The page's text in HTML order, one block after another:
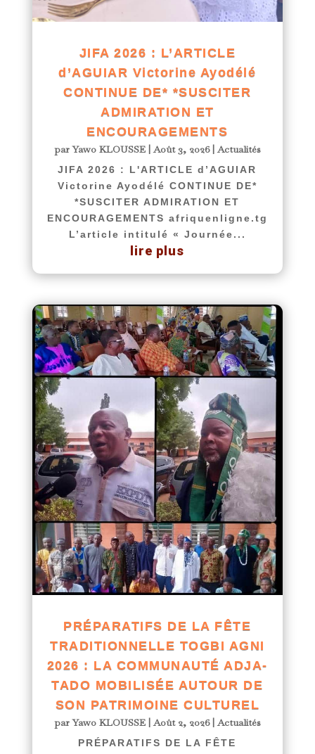
JIFA 2026 : L’ARTICLE
d’AGUIAR Victorine Ayodélé
CONTINUE DE* *SUSCITER
ADMIRATION ET
ENCOURAGEMENTS
parYawo KLOUSSE|Août 3, 2026|Actualités
JIFA 2026 : L'ARTICLE d’AGUIAR
Victorine Ayodélé CONTINUE DE*
*SUSCITER ADMIRATION ET
ENCOURAGEMENTS afriquenligne.tg
L’article intitulé « Journée...
lire plus
PRÉPARATIFS DE LA FÊTE
TRADITIONNELLE TOGBI AGNI
2026 : LA COMMUNAUTÉ ADJA-
TADO MOBILISÉE AUTOUR DE
SON PATRIMOINE CULTUREL
parYawo KLOUSSE|Août 2, 2026|Actualités
PRÉPARATIFS DE LA FÊTE